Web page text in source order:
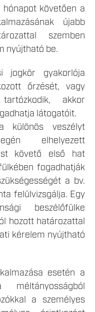
követően a
újabb
szemben
nyújtható be.
jogkör gyakorlója
őrzését, vagy
akkor
látogatóit.
különös veszélyt
elhelyezett
követő első hat
fogadhatják
a bv.
felülvizsgálja. Egy
beszélőfülke
hozott határozattal
kérelem nyújtható
esetén a
a személyes